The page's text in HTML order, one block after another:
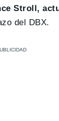
Stroll,
del DBX.